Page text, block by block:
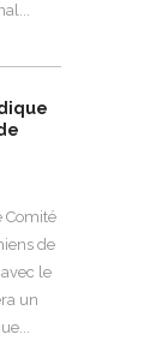
Comité
de
le
un